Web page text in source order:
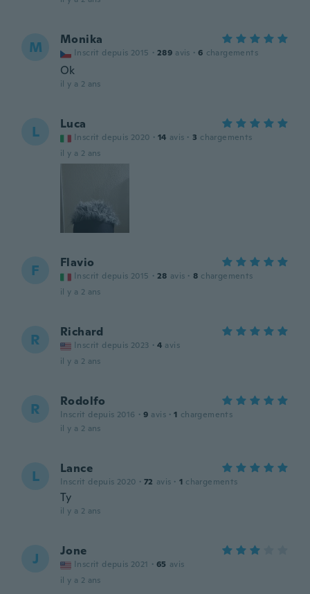
M Monika
Inscrit depuis 2015 · 289 avis · 6 chargements
Ok
il y a 2 ans
L Luca
Inscrit depuis 2020 · 14 avis · 3 chargements
il y a 2 ans
F Flavio
Inscrit depuis 2015 · 28 avis · 8 chargements
il y a 2 ans
R Richard
Inscrit depuis 2023 · 4 avis
il y a 2 ans
R Rodolfo
Inscrit depuis 2016 · 9 avis · 1 chargements
il y a 2 ans
L Lance
Inscrit depuis 2020 · 72 avis · 1 chargements
Ty
il y a 2 ans
J Jone
Inscrit depuis 2021 · 65 avis
il y a 2 ans